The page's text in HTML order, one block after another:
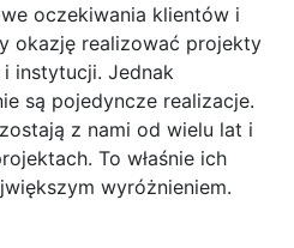
oczekiwania klientów i
okazję realizować projekty
instytucji. Jednak
są pojedyncze realizacje.
z nami od wielu lat i
To właśnie ich
wyróżnieniem.